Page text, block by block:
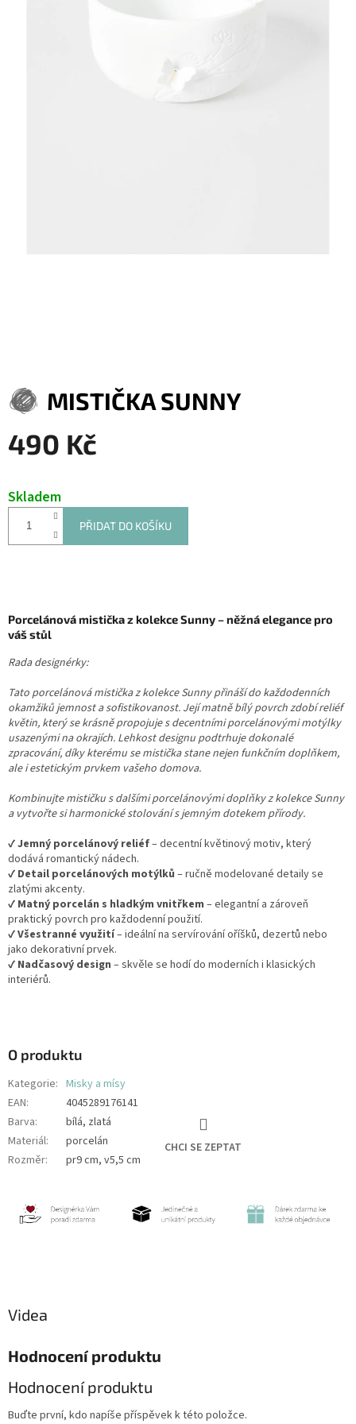
MISTIČKA SUNNY
490 Kč
Skladem
PŘIDAT DO KOŠÍKU
Porcelánová mistička z kolekce Sunny – něžná elegance pro
váš stůl
Rada designérky:
Tato porcelánová mistička z kolekce Sunny přináší do každodenních
okamžiků jemnost a sofistikovanost. Její matně bílý povrch zdobí reliéf
květin, který se krásně propojuje s decentními porcelánovými motýlky
usazenými na okrajích. Lehkost designu podtrhuje dokonalé
zpracování, díky kterému se mistička stane nejen funkčním doplňkem,
ale i estetickým prvkem vašeho domova.
Kombinujte mističku s dalšími porcelánovými doplňky z kolekce Sunny
a vytvořte si harmonické stolování s jemným dotekem přírody.
✔Jemný porcelánový reliéf– decentní květinový motiv, který
dodává romantický nádech.
✔ Detail porcelánových motýlků – ručně modelované detaily se
zlatými akcenty.
✔ Matný porcelán s hladkým vnitřkem – elegantní a zároveň
praktický povrch pro každodenní použití.
✔Všestranné využití– ideální na servírování oříšků, dezertů nebo
jako dekorativní prvek.
✔ Nadčasový design – skvěle se hodí do moderních i klasických
interiérů.
O produktu
Kategorie: Misky a mísy
EAN:
4045289176141
Barva:
bílá, zlatá
Materiál:
porcelán
Rozměr: pr9 cm, v5,5 cm
CHCI SE ZEPTAT
Videa
Hodnocení produktu
Hodnocení produktu
Buďte první, kdo napíše příspěvek k této položce.